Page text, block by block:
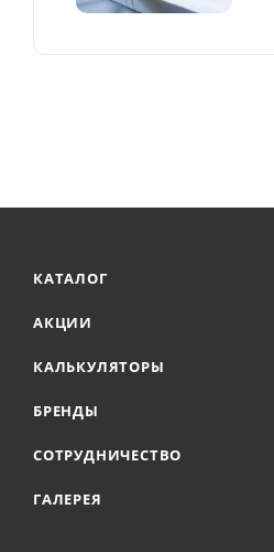
КАТАЛОГ
АКЦИИ
КАЛЬКУЛЯТОРЫ
БРЕНДЫ
СОТРУДНИЧЕСТВО
ГАЛЕРЕЯ